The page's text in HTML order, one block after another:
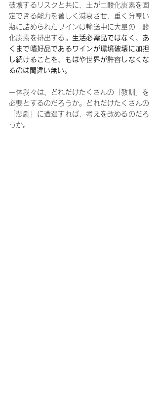
破壊するリスクと共に、土が二酸化炭素を固
定できる能力を著しく減衰させ、重く分厚い
瓶に詰められたワインは輸送中に大量の二酸
化炭素を排出する 。 生活必需品ではなく、あ
くまで嗜好品であるワインが環境破壊に加担
し続けることを、もはや世界が許容しなくな
るのは間違い無い 。
一体我々は、どれだけたくさんの「教訓」を
必要とするのだろうか。どれだけたくさんの
「悲劇」に遭遇すれば、考えを改めるのだろ
うか。